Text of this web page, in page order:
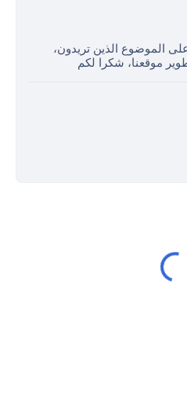
الموضوع الذين تريدون،
موقعنا، شكرا لكم